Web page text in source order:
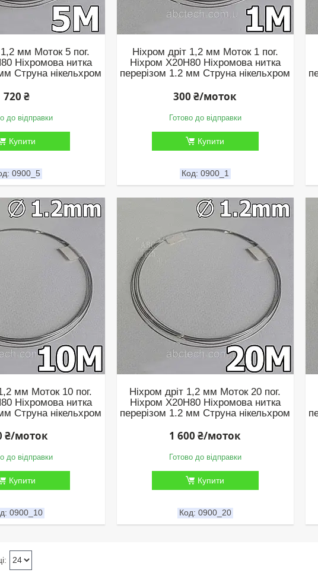
1,2 мм Моток 5 пог.
Ніхромова нитка
Струна нікельхром
720 ₴
до відправки
Купити
0900_5
Ніхром дріт 1,2 мм Моток 1 пог.
Ніхром Х20Н80 Ніхромова нитка
перерізом 1.2 мм Струна нікельхром
300 ₴/моток
Готово до відправки
Купити
0900_1
мм Моток 10 пог.
Ніхромова нитка
Струна нікельхром
₴/моток
до відправки
Купити
0900_10
Ніхром дріт 1,2 мм Моток 20 пог.
Ніхром Х20Н80 Ніхромова нитка
перерізом 1.2 мм Струна нікельхром
1 600 ₴/моток
Готово до відправки
Купити
0900_20